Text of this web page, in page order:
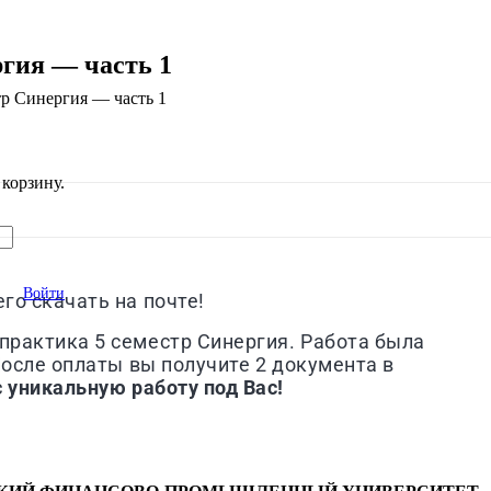
Войти
— часть 1
Синергия — часть 1
скачать на почте!
5 семестр Синергия. Работа была
оплаты вы получите 2 документа в
работу под Вас!